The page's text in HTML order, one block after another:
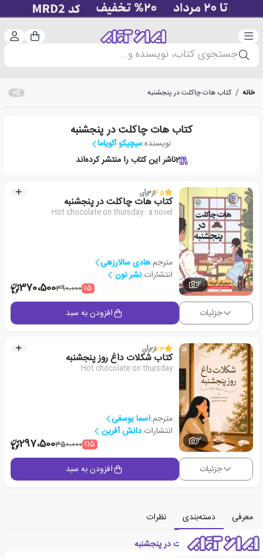
دسته‌بندی سبد
جستجوی کتاب، نویسنده و...
خانه / کتاب هات چاکلت در پنجشنبه
کتاب هات چاکلت در پنجشنبه
نویسنده:میچیکو آئویاما
2ناشر این کتاب را منتشر کرده‌اند
2
4.5از3رأی
کتاب هات چاکلت در پنجشنبه
Hot chocolate on thursday : a novel
مترجم:هادی سالارزهی
انتشارات:نشر نون
٪5390،000370،500
جزئیات افزودن به سبد
2
2.3از2رأی
کتاب شکلات داغ روز پنجشنبه
Hot chocolate on thursday
مترجم:اسما یوسفی
انتشارات:دانش آفرین
٪15350،000297،500
جزئیات افزودن به سبد
معرفی دسته‌بندی
نظرات
معرفی کتاب هات چاکلت در پنجشنبه